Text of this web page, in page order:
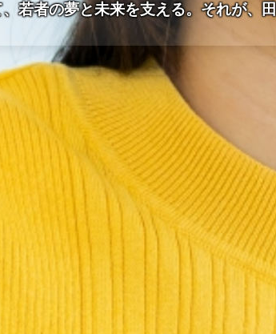
若者の夢と未来を支える。それが、